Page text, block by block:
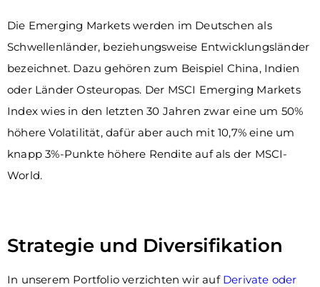
Die Emerging Markets werden im Deutschen als
Schwellenländer, beziehungsweise Entwicklungsländer
bezeichnet. Dazu gehören zum Beispiel China, Indien
oder Länder Osteuropas. Der MSCI Emerging Markets
Index wies in den letzten 30 Jahren zwar eine um 50%
höhere Volatilität, dafür aber auch mit 10,7% eine um
knapp 3%-Punkte höhere Rendite auf als der MSCI-
World.
Strategie und Diversifikation
In unserem Portfolio verzichten wir auf Derivate oder